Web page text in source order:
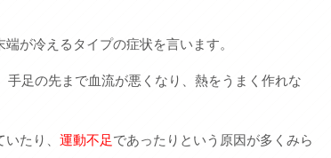
が冷えるタイプの症状を言います。
足の先まで血流が悪くなり、熱をうまく作れな
たり、 運動不足であったりという原因が多くみら